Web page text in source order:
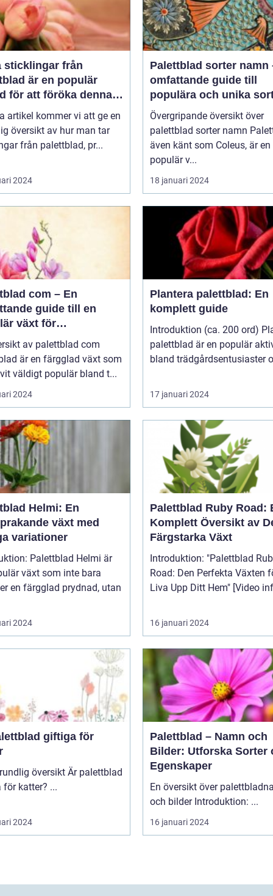
sticklingar från
är en populär
för att föröka denna
växt på ett effektivt
artikel kommer vi att ge en
översikt av hur man tar
från palettblad, pr...
2024
Palettblad sorter namn
omfattande guide till
populära och unika
Övergripande översikt över
palettblad sorter namn Palettblad,
även känt som Coleus, är en
populär v...
18 januari 2024
com – En
guide till en
växt för
av palettblad com
är en färgglad växt som
väldigt populär bland t...
2024
Plantera palettblad: En
komplett guide
Introduktion (ca. 200 ord)
palettblad är en populär
bland trädgårdsentusiaster
17 januari 2024
Helmi: En
växt med
variationer
Palettblad Helmi är
växt som inte bara
en färgglad prydnad, utan
2024
Palettblad Ruby Road:
Komplett Översikt av
Färgstarka Växt
Introduktion: "Palettblad Ruby
Road: Den Perfekta Växten
Liva Upp Ditt Hem"
16 januari 2024
giftiga för
översikt Är palettblad
giftiga för katter? ...
2024
Palettblad – Namn och
Bilder: Utforska Sorter
Egenskaper
En översikt över
och bilder Introduktion: ...
16 januari 2024